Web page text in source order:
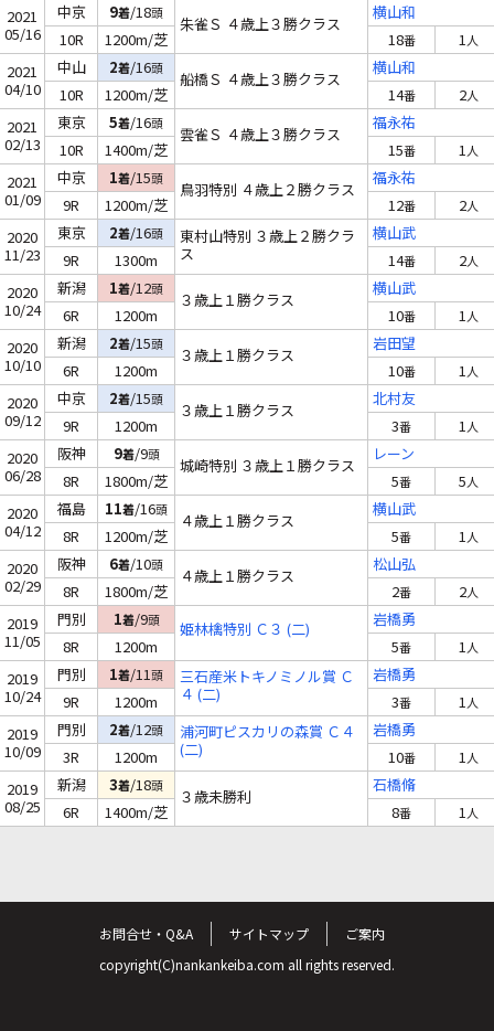
2021
05/16
中京 9着/18頭
朱雀Ｓ ４歳上３勝クラス
横山和
10R
1200m/芝 18番 1人
2021
04/10
中山 2着/16頭
船橋Ｓ ４歳上３勝クラス
横山和
10R
1200m/芝 14番 2人
2021
02/13
東京 5着/16頭
雲雀Ｓ ４歳上３勝クラス
福永祐
10R
1400m/芝 15番 1人
2021
01/09
中京 1着/15頭
鳥羽特別 ４歳上２勝クラス
福永祐
9R
1200m/芝 12番 2人
2020
11/23
東京 2着/16頭
東村山特別 ３歳上２勝クラ
ス
横山武
9R
1300m 14番 2人
2020
10/24
新潟 1着/12頭
３歳上１勝クラス
横山武
6R
1200m 10番 1人
2020
10/10
新潟 2着/15頭
３歳上１勝クラス
岩田望
6R
1200m 10番 1人
2020
09/12
中京 2着/15頭
３歳上１勝クラス
北村友
9R
1200m 3番 1人
2020
06/28
阪神 9着/9頭
城崎特別 ３歳上１勝クラス
レーン
8R
1800m/芝 5番 5人
2020
04/12
福島 11着/16頭
４歳上１勝クラス
横山武
8R
1200m/芝 5番 1人
2020
02/29
阪神 6着/10頭
４歳上１勝クラス
松山弘
8R
1800m/芝 2番 2人
2019
11/05
門別 1着/9頭 姫林檎特別 Ｃ３ (二)
岩橋勇
8R
1200m 5番 1人
2019
10/24
門別 1着/11頭
三石産米トキノミノル賞 Ｃ
４ (二)
岩橋勇
9R
1200m 3番 1人
2019
10/09
門別 2着/12頭
浦河町ピスカリの森賞 Ｃ４
(二)
岩橋勇
3R
1200m 10番 1人
2019
08/25
新潟 3着/18頭
３歳未勝利
石橋脩
6R
1400m/芝 8番 1人
お問合せ・Q&A サイトマップ
ご案内
copyright(C)nankankeiba.com all rights reserved.